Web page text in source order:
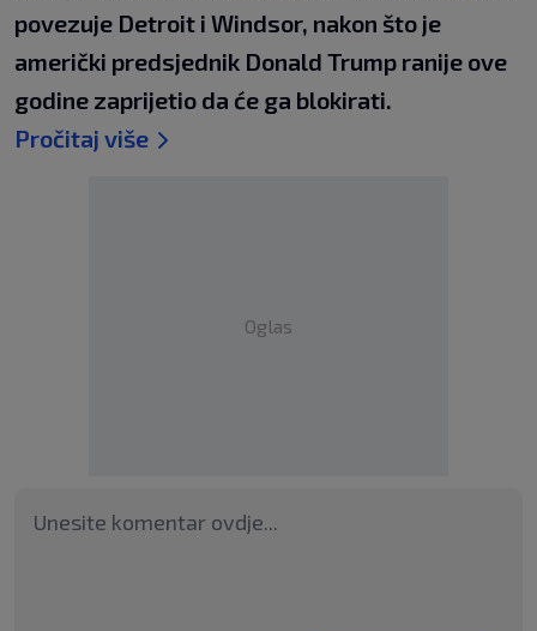
povezuje Detroit i Windsor, nakon što je
američki predsjednik Donald Trump ranije ove
godine zaprijetio da će ga blokirati.
Pročitaj više
Oglas